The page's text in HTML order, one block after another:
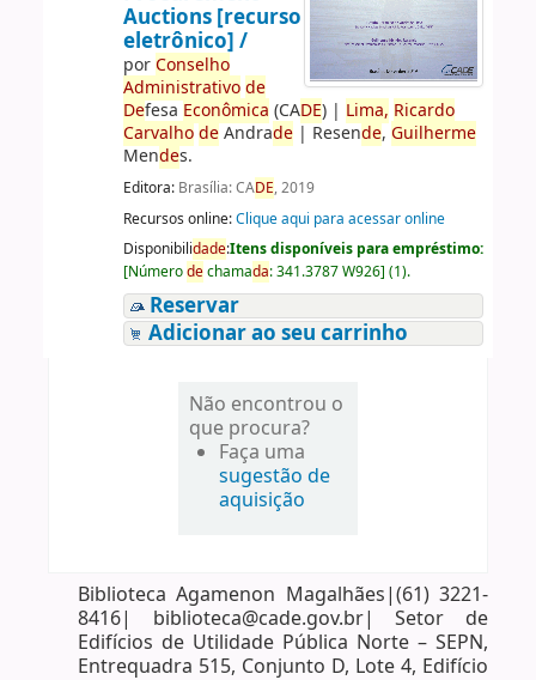
Auctions [recurso
eletrônico] /
porConselho
Administrativo de
Defesa Econômica (CADE)| Lima, Ricardo
Carvalho deAndrade| Resende, Guilherme
Mendes.
Editora: Brasília: CADE, 2019
Recursos online:Clique aqui para acessar online
Disponibilidade:Itens disponíveis para empréstimo:
[Númerodechamada:341.3787 W926] (1).
Reservar
Adicionar ao seu carrinho
Não encontrou o
que procura?
Faça uma
sugestão de
aquisição
Biblioteca Agamenon Magalhães|(61) 3221-
8416| biblioteca@cade.gov.br| Setor de
Edifícios de Utilidade Pública Norte – SEPN,
Entrequadra 515, Conjunto D, Lote 4, Edifício